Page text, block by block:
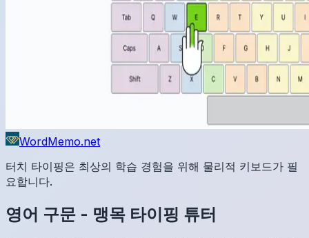
WordMemo.net
터치 타이핑은 최상의 학습 경험을 위해 물리적 키보드가 필
요합니다.
영어 구문 - 맹목 타이핑 튜터